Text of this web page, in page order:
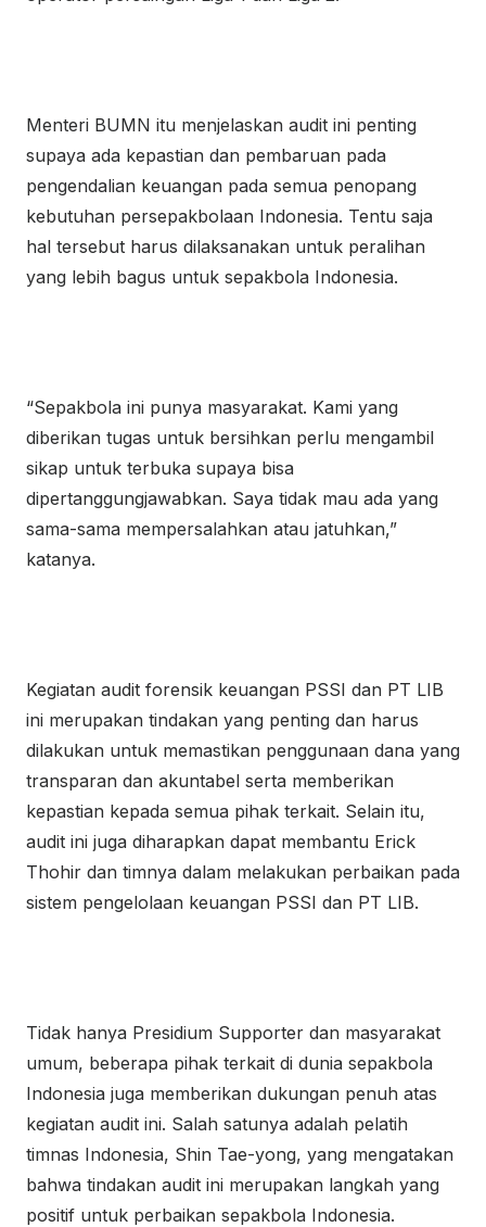
Menteri BUMN itu menjelaskan audit ini penting
supaya ada kepastian dan pembaruan pada
pengendalian keuangan pada semua penopang
kebutuhan persepakbolaan Indonesia. Tentu saja
hal tersebut harus dilaksanakan untuk peralihan
yang lebih bagus untuk sepakbola Indonesia.
“Sepakbola ini punya masyarakat. Kami yang
diberikan tugas untuk bersihkan perlu mengambil
sikap untuk terbuka supaya bisa
dipertanggungjawabkan. Saya tidak mau ada yang
sama-sama mempersalahkan atau jatuhkan,”
katanya.
Kegiatan audit forensik keuangan PSSI dan PT LIB
ini merupakan tindakan yang penting dan harus
dilakukan untuk memastikan penggunaan dana yang
transparan dan akuntabel serta memberikan
kepastian kepada semua pihak terkait. Selain itu,
audit ini juga diharapkan dapat membantu Erick
Thohir dan timnya dalam melakukan perbaikan pada
sistem pengelolaan keuangan PSSI dan PT LIB.
Tidak hanya Presidium Supporter dan masyarakat
umum, beberapa pihak terkait di dunia sepakbola
Indonesia juga memberikan dukungan penuh atas
kegiatan audit ini. Salah satunya adalah pelatih
timnas Indonesia, Shin Tae-yong, yang mengatakan
bahwa tindakan audit ini merupakan langkah yang
positif untuk perbaikan sepakbola Indonesia.